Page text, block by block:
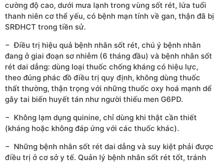
cường độ cao, dưới mưa lạnh trong vùng sốt rét, lứa tuổi
thanh niên cơ thể yếu, có bệnh mạn tính về gan, thận đã bị
SRĐHCT trong tiền sử.
− Điều trị hiệu quả bệnh nhân sốt rét, chú ý bệnh nhân
đang ở giai đoạn sơ nhiễm (6 tháng đầu) và bệnh nhân sốt
rét dai dẳng: dùng loại thuốc chống kháng có hiệu lực,
theo đúng phác đồ điều trị quy định, không dùng thuốc
thất thường, thận trọng với những thuốc oxy hoá mạnh dể
gây tai biến huyết tán như người thiếu men G6PD.
− Không lạm dụng quinine, chỉ dùng khi thật cần thiết
(kháng hoặc không đáp ứng với các thuốc khác).
− Những bệnh nhân sốt rét dai dẳng và suy kiệt phải được
điều trị ở cơ sở y tế. Quản lý bệnh nhân sốt rét tốt, tránh